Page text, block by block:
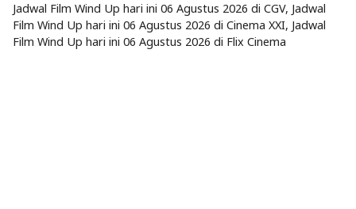
Jadwal Film Wind Up hari ini 06 Agustus 2026 di CGV, Jadwal
Film Wind Up hari ini 06 Agustus 2026 di Cinema XXI, Jadwal
Film Wind Up hari ini 06 Agustus 2026 di Flix Cinema